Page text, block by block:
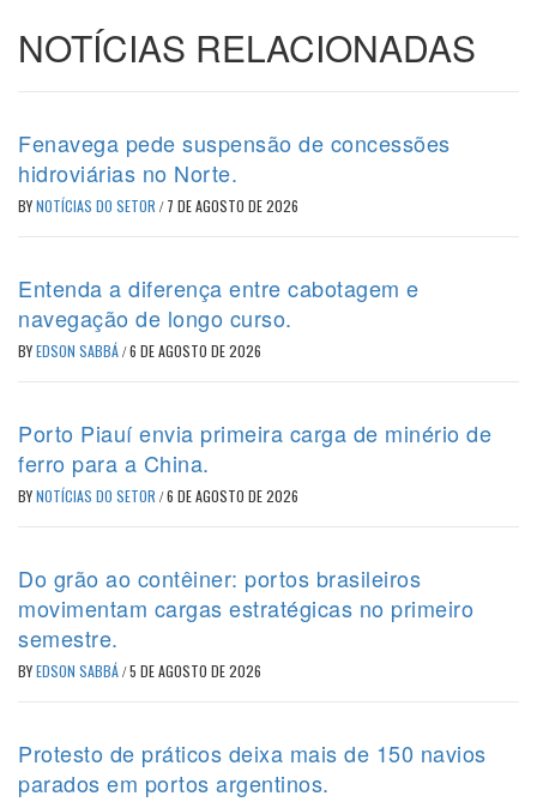
NOTÍCIAS RELACIONADAS
Fenavega pede suspensão de concessões
hidroviárias no Norte.
BYNOTÍCIAS DO SETOR / 7 DE AGOSTO DE 2026
Entenda a diferença entre cabotagem e
navegação de longo curso.
BYEDSON SABBÁ/6 DE AGOSTO DE 2026
Porto Piauí envia primeira carga de minério de
ferro para a China.
BYNOTÍCIAS DO SETOR /6 DE AGOSTO DE 2026
Do grão ao contêiner: portos brasileiros
movimentam cargas estratégicas no primeiro
semestre.
BYEDSON SABBÁ/5 DE AGOSTO DE 2026
Protesto de práticos deixa mais de 150 navios
parados em portos argentinos.